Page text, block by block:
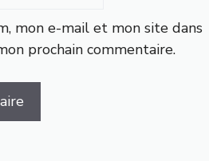
mon e-mail et mon site dans
prochain commentaire.